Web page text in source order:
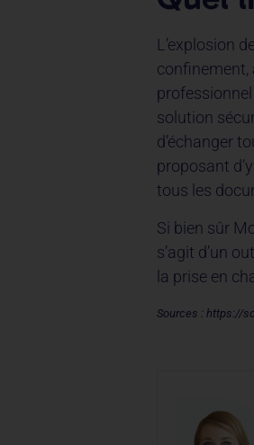
L’explosion
confinement,
solution
d’échanger
proposant
tous les
Si bien sûr
s’agit d’un
la prise en
Sources : https://